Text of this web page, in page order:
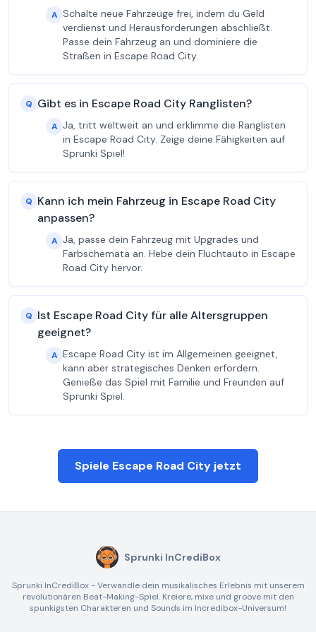
A Schalte neue Fahrzeuge frei, indem du Geld
verdienst und Herausforderungen abschließt.
Passe dein Fahrzeug an und dominiere die
Straßen in Escape Road City.
Q Gibt es in Escape Road City Ranglisten?
A Ja, tritt weltweit an und erklimme die Ranglisten
in Escape Road City. Zeige deine Fähigkeiten auf
Sprunki Spiel!
Q Kann ich mein Fahrzeug in Escape Road City
anpassen?
A Ja, passe dein Fahrzeug mit Upgrades und
Farbschemata an. Hebe dein Fluchtauto in Escape
Road City hervor.
Q Ist Escape Road City für alle Altersgruppen
geeignet?
A Escape Road City ist im Allgemeinen geeignet,
kann aber strategisches Denken erfordern.
Genieße das Spiel mit Familie und Freunden auf
Sprunki Spiel.
Spiele Escape Road City jetzt
Sprunki InCrediBox
Sprunki InCrediBox - Verwandle dein musikalisches Erlebnis mit unserem
revolutionären Beat-Making-Spiel. Kreiere, mixe und groove mit den
spunkigsten Charakteren und Sounds im Incredibox-Universum!